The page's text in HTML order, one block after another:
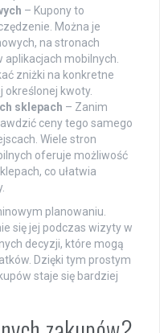
– Kupony to
Można je
na stronach
aplikacjach mobilnych.
zniżki na konkretne
określonej kwoty.
sklepach – Zanim
ceny tego samego
Wiele stron
oferuje możliwość
co ułatwia
planowaniu.
się jej podczas wizyty w
decyzji, które mogą
Dzięki tym prostym
staje się bardziej